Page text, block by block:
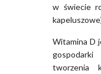
w świecie
Witamina D
tworzenia